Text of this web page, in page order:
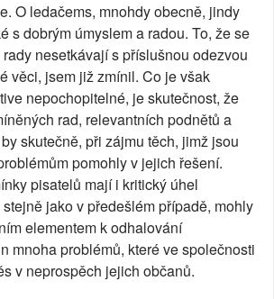
O ledačems, mnohdy obecně, jindy
s dobrým úmyslem a radou. To, že se
nesetkávají s příslušnou odezvou
věci, jsem již zmínil. Co je však
nepochopitelné, je skutečnost, že
rad, relevantních podnětů a
skutečně, při zájmu těch, jimž jsou
pomohly v jejich řešení.
pisatelů mají i kritický úhel
jako v předešlém případě, mohly
elementem k odhalování
mnoha problémů, které ve společnosti
v neprospěch jejich občanů.